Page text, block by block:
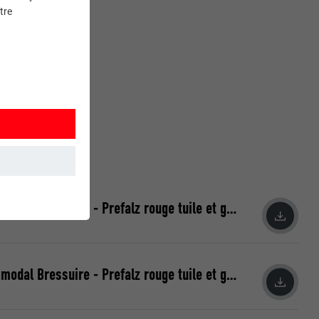
du rendu du
Pôle d'échange multimodal Bressuire - Prefalz rouge tuile et gris sombre
Pôle d'échange multimodal Bressuire - Prefalz rouge tuile et gris sombre
le site